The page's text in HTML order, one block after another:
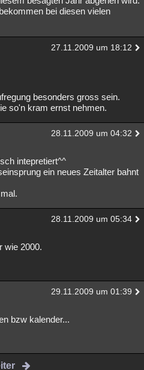
bei diesen vielen
27.11.2009 um 18:12
besonders gross sein.
so'n kram ernst nehmen.
28.11.2009 um 04:32
intepretiert^^
ein neues Zeitalter bahnt
28.11.2009 um 05:34
wie 2000.
29.11.2009 um 01:39
bzw kalender...